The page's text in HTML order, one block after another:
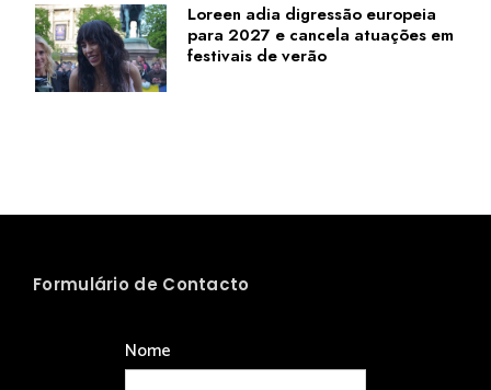
Loreen adia digressão europeia
para 2027 e cancela atuações em
festivais de verão
Formulário de Contacto
Nome